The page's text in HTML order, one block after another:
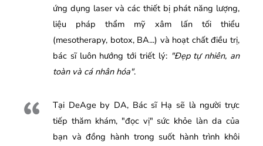
ứng dụng laser và các thiết bị phát năng lượng,
liệu pháp thẩm mỹ xâm lấn tối thiểu
(mesotherapy, botox, BA...) và hoạt chất điều trị,
bác sĩ luôn hướng tới triết lý: "Đẹp tự nhiên, an
toàn và cá nhân hóa".
Tại DeAge by DA, Bác sĩ Hạ sẽ là người trực
tiếp thăm khám, "đọc vị" sức khỏe làn da của
bạn và đồng hành trong suốt hành trình khôi